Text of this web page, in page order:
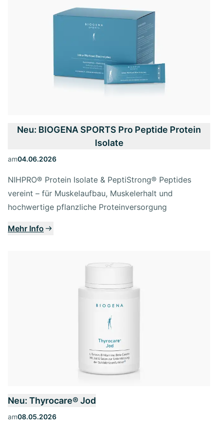
Neu: BIOGENA SPORTS Pro Peptide Protein
Isolate
am04.06.2026
NIHPRO® Protein Isolate & PeptiStrong® Peptides
vereint – für Muskelaufbau, Muskelerhalt und
hochwertige pflanzliche Proteinversorgung
Mehr Info
Neu: Thyrocare® Jod
am08.05.2026